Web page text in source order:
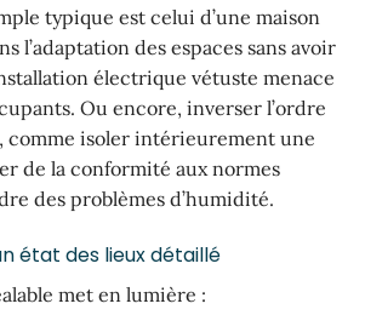
typique est celui d’une maison
l’adaptation des espaces sans avoir
électrique vétuste menace
Ou encore, inverser l’ordre
comme isoler intérieurement une
de la conformité aux normes
des problèmes d’humidité.
état des lieux détaillé
met en lumière :